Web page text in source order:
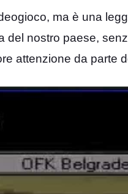
ma è una
del nostro paese,
attenzione da parte